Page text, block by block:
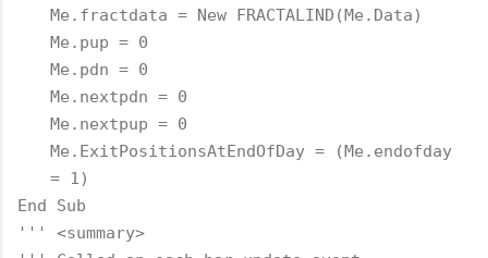
Me.fractdata = New FRACTALIND(Me.Data)
Me.pup = 0
Me.pdn = 0
Me.nextpdn = 0
Me.nextpup = 0
Me.ExitPositionsAtEndOfDay = (Me.endofday
= 1)
End Sub
''' <summary>